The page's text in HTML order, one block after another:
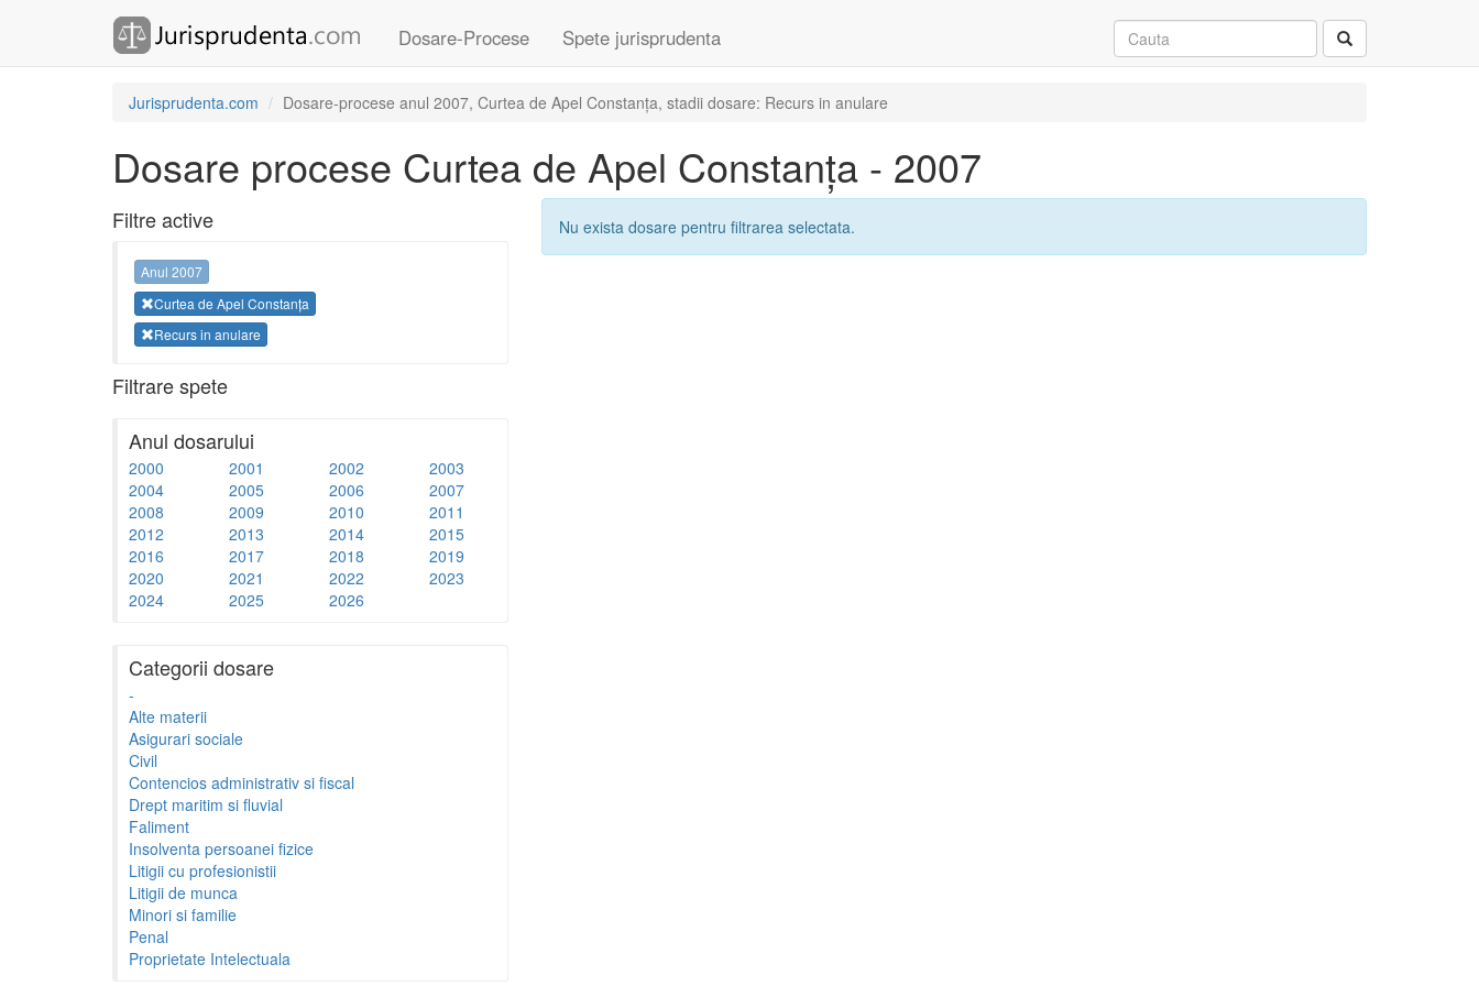
Dosare-Procese Spete jurisprudenta
Jurisprudenta.com Dosare-procese anul 2007, Curtea de Apel Constanța, stadii dosare: Recurs in anulare
Dosare procese Curtea de Apel Constanța - 2007
Filtre active
Anul 2007
Curtea de Apel Constanța
Recurs in anulare
Filtrare spete
Anul dosarului
2000 2001 2002
2003
2004
2005 2006
2007
2008
2009 2010
2011
2012
2013 2014
2015
2016
2017 2018
2019
2020
2021 2022
2023
2024
2025 2026
Categorii dosare
-
Alte materii
Asigurari sociale
Civil
Contencios administrativ si fiscal
Drept maritim si fluvial
Faliment
Insolventa persoanei fizice
Litigii cu profesionistii
Litigii de munca
Minori si familie
Penal
Proprietate Intelectuala
Nu exista dosare pentru filtrarea selectata.